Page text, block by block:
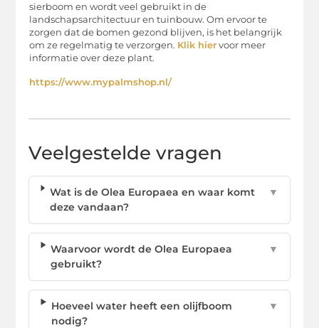
sierboom en wordt veel gebruikt in de
landschapsarchitectuur en tuinbouw. Om ervoor te
zorgen dat de bomen gezond blijven, is het belangrijk
om ze regelmatig te verzorgen. Klik hier voor meer
informatie over deze plant.
https://www.mypalmshop.nl/
Veelgestelde vragen
Wat is de Olea Europaea en waar komt
deze vandaan?
▼
Waarvoor wordt de Olea Europaea
gebruikt?
▼
Hoeveel water heeft een olijfboom
nodig?
▼